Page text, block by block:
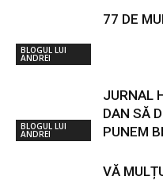
BLOGUL LUI
ANDREI
77 DE
BLOGUL LUI
ANDREI
JURNAL
DAN SĂ
PUNEM
VĂ